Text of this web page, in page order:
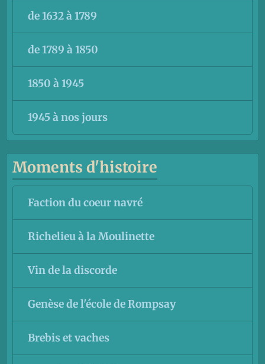
de 1632 à 1789
de 1789 à 1850
1850 à 1945
1945 à nos jours
Moments d'histoire
Faction du coeur navré
Richelieu à la Moulinette
Vin de la discorde
Genèse de l'école de Rompsay
Brebis et vaches